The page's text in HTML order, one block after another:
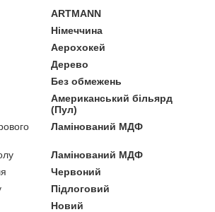
ARTMANN
Німеччина
Аерохокей
Дерево
Без обмежень
Американський більярд
(Пул)
Ламінований МДФ
Ламінований МДФ
Червоний
Підлоговий
Новий